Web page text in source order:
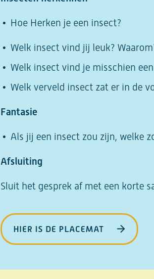
Hoe Herken je een insect?
Welk insect vind jij leuk?
Welk insect vind je misschien
Welk verveld insect zat er in de
Fantasie
Als jij een insect zou zijn, welke
Afsluiting
Sluit het gesprek af met een korte
HIER IS DE PLACEMAT